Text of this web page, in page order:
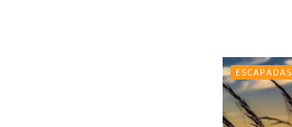
ESCAPADAS